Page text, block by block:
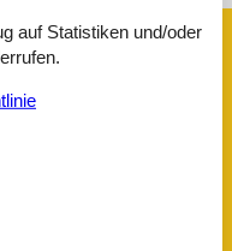
auf Statistiken und/oder